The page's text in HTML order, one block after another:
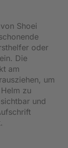
Shoei
oder
Die
am
um
zu
und